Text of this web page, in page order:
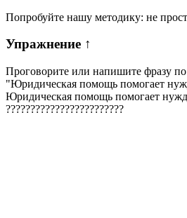
Попробуйте нашу методику: не
Упражнение ↑
Проговорите или напишите фразу
"Юридическая помощь помогает
Юридическая помощь помогает
????????????????????????